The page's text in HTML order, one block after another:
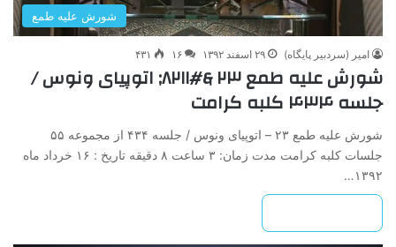
شورش علیه طمع
امیر (سردبیر پایگاه) ۲۹ اسفند ۱۳۹۲ ۱۶ ۴۳۱
شورش ‌علیه‌ طمع‌ ۲۳ &#۸۲۱۱; اتوپیای ‌ونوس /
جلسه ۴۳۴ کلبه کرامت
شورش ‌علیه‌ طمع‌ ۲۳ – اتوپیای ‌ونوس / جلسه ۴۳۴ از مجموعه ۵۵
جلسات کلبه کرامت مدت زمان: ۳ ساعت ۸ دقیقه تاریخ : ۱۶ خرداد ماه
۱۳۹۲…